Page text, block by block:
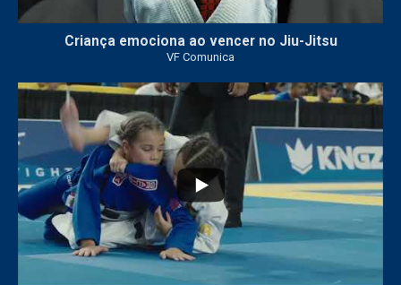
Criança emociona ao vencer no Jiu-Jitsu
VF Comunica
...